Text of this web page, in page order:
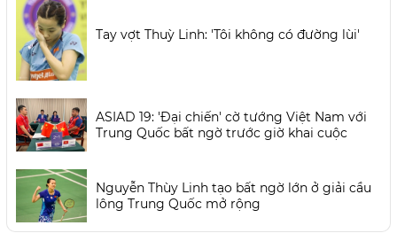
Tay vợt Thuỳ Linh: 'Tôi không có đường lùi'
ASIAD 19: 'Đại chiến' cờ tướng Việt Nam với
Trung Quốc bất ngờ trước giờ khai cuộc
Nguyễn Thùy Linh tạo bất ngờ lớn ở giải cầu
lông Trung Quốc mở rộng